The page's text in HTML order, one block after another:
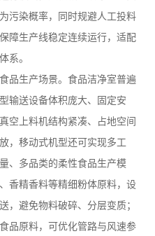
污染概率，同时规避人工投料
障生产线稳定连续运行，适配
系。
品生产场景。食品洁净室普遍
输送设备体积庞大、固定安
空上料机结构紧凑、占地空间
，移动式机型还可实现多工
、多品类的柔性食品生产模
香精香料等精细粉体原料，设
，避免物料破碎、分层变质；
品原料，可优化管路与风速参